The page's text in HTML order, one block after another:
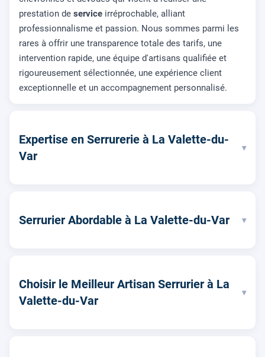
prestation de service irréprochable, alliant
professionnalisme et passion. Nous sommes parmi les
rares à offrir une transparence totale des tarifs, une
intervention rapide, une équipe d'artisans qualifiée et
rigoureusement sélectionnée, une expérience client
exceptionnelle et un accompagnement personnalisé.
Expertise en Serrurerie à La Valette-du-
Var
▾
Serrurier Abordable à La Valette-du-Var ▾
Choisir le Meilleur Artisan Serrurier à La
Valette-du-Var
▾